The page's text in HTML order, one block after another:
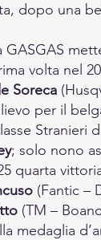
dopo una
GASGAS
volta nel
Soreca
per il
Stranieri
; solo nono
quarta
(Fantic –
(TM –
medaglia